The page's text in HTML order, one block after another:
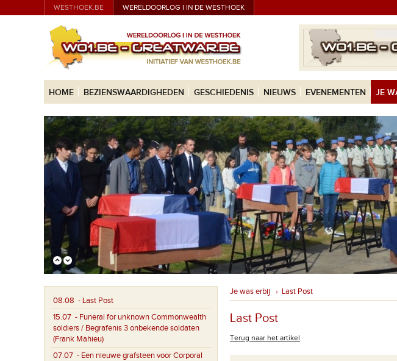
WESTHOEK.BE WERELDOORLOG I IN DE WESTHOEK
HOME BEZIENSWAARDIGHEDEN GESCHIEDENIS NIEUWS EVENEMENTEN JE
08.08 - Last Post
15.07 - Funeral for unknown Commonwealth
soldiers / Begrafenis 3 onbekende soldaten
(Frank Mahieu)
07.07 - Een nieuwe grafsteen voor Corporal
Je was erbij › Last Post
Last Post
Terug naar het artikel